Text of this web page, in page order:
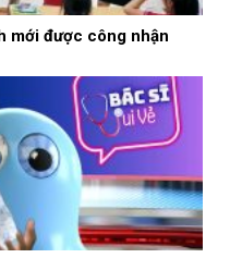
mới được công nhận